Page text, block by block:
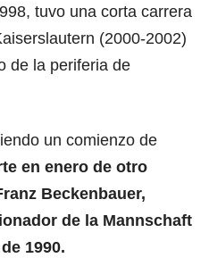
tuvo una corta carrera
(2000-2002)
de la periferia de
un comienzo de
en enero de otro
Beckenbauer,
de la Mannschaft
1990.